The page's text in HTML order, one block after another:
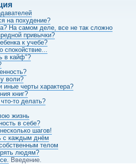
на похудение?
На самом деле, все не так сложно
привычки?
к учебе?
спокойствие...
в кайф"?
воли?
иные черты характера?
книг?
то делать?
жизнь
в себе?
шагов!
с каждым днём
телом
людям?
Введение.